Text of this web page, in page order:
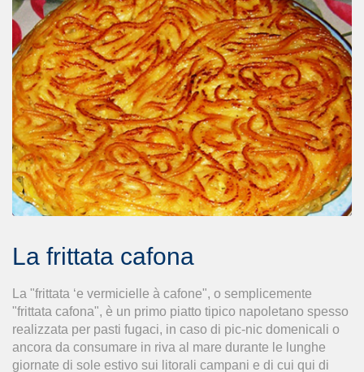
La frittata cafona
La "frittata ‘e vermicielle à cafone", o semplicemente
"frittata cafona", è un primo piatto tipico napoletano spesso
realizzata per pasti fugaci, in caso di pic-nic domenicali o
ancora da consumare in riva al mare durante le lunghe
giornate di sole estivo sui litorali campani e di cui qui di